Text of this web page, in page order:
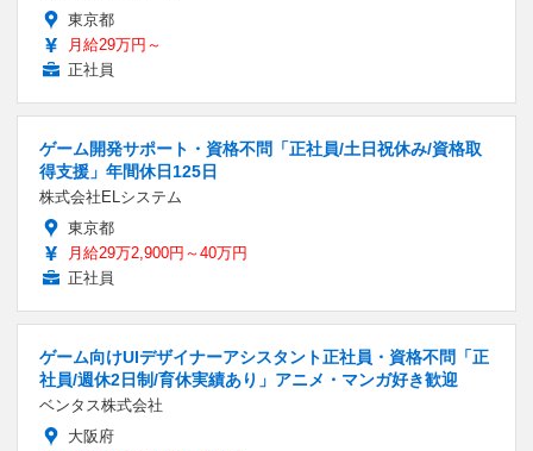
東京都
月給29万円～
正社員
ゲーム開発サポート・資格不問「正社員/土日祝休み/資格取
得支援」年間休日125日
株式会社ELシステム
東京都
月給29万2,900円～40万円
正社員
ゲーム向けUIデザイナーアシスタント正社員・資格不問「正
社員/週休2日制/育休実績あり」アニメ・マンガ好き歓迎
ベンタス株式会社
大阪府